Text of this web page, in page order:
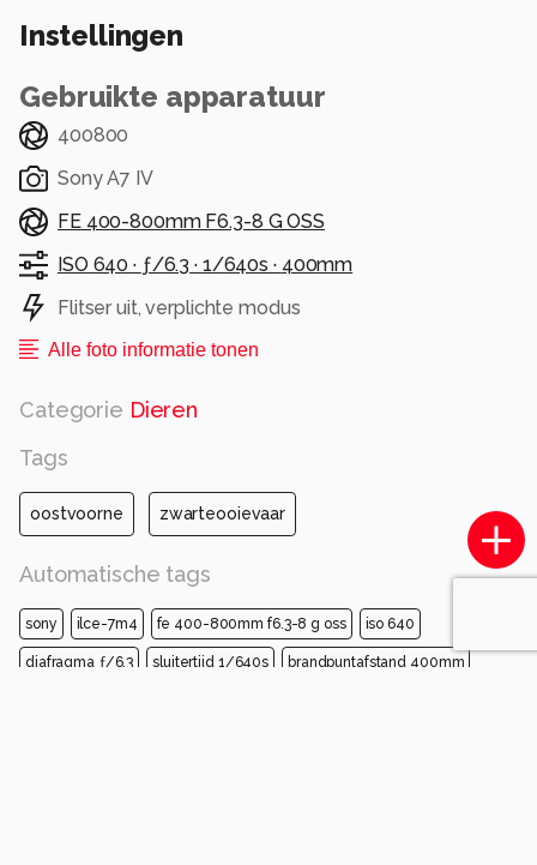
Instellingen
Gebruikte apparatuur
400800
Sony A7 IV
FE 400-800mm F6.3-8 G OSS
ISO 640 · ƒ/6.3 · 1/640s · 400mm
Flitser uit, verplichte modus
Alle foto informatie tonen
Categorie Dieren
Tags
oostvoorne zwarteooievaar
Automatische tags
sony ilce-7m4 fe 400-800mm f6.3-8 g oss iso 640
diafragma ƒ/6.3 sluitertijd 1/640s brandpuntafstand 400mm